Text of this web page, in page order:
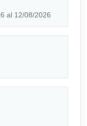
al 12/08/2026